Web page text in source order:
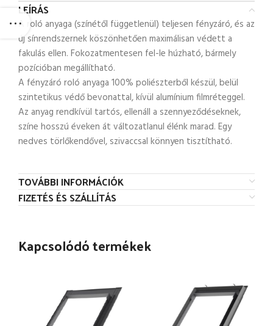
LEÍRÁS
A roló anyaga (színétől függetlenül) teljesen fényzáró, és az
új sínrendszernek köszönhetően maximálisan védett a
fakulás ellen. Fokozatmentesen fel-le húzható, bármely
pozícióban megállítható.
A fényzáró roló anyaga 100% poliészterből készül, belül
szintetikus védő bevonattal, kívül alumínium filmréteggel.
Az anyag rendkívül tartós, ellenáll a szennyeződéseknek,
színe hosszú éveken át változatlanul élénk marad. Egy
nedves törlőkendővel, szivaccsal könnyen tisztítható.
TOVÁBBI INFORMÁCIÓK
FIZETÉS ÉS SZÁLLÍTÁS
Kapcsolódó termékek